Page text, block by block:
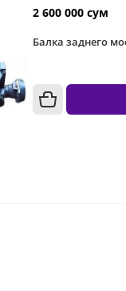
2 600 000 сум
Балка заднего